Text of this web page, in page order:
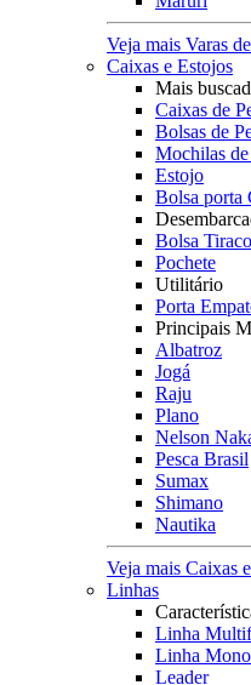
Veja mais Varas
Caixas e Estojos
Mais
Caixas de
Bolsas de
Mochilas de
Estojo
Bolsa porta
Bolsa
Pochete
Utilitário
Porta
Principais
Albatroz
Jogá
Raju
Plano
Nelson
Pesca Brasil
Sumax
Shimano
Nautika
Veja mais Caixas
Linhas
Linha
Linha
Leader